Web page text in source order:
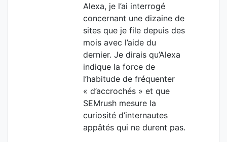
Alexa, je l’ai interrogé
concernant une dizaine de
sites que je file depuis des
mois avec l’aide du
dernier. Je dirais qu’Alexa
indique la force de
l’habitude de fréquenter
« d’accrochés » et que
SEMrush mesure la
curiosité d’internautes
appâtés qui ne durent pas.